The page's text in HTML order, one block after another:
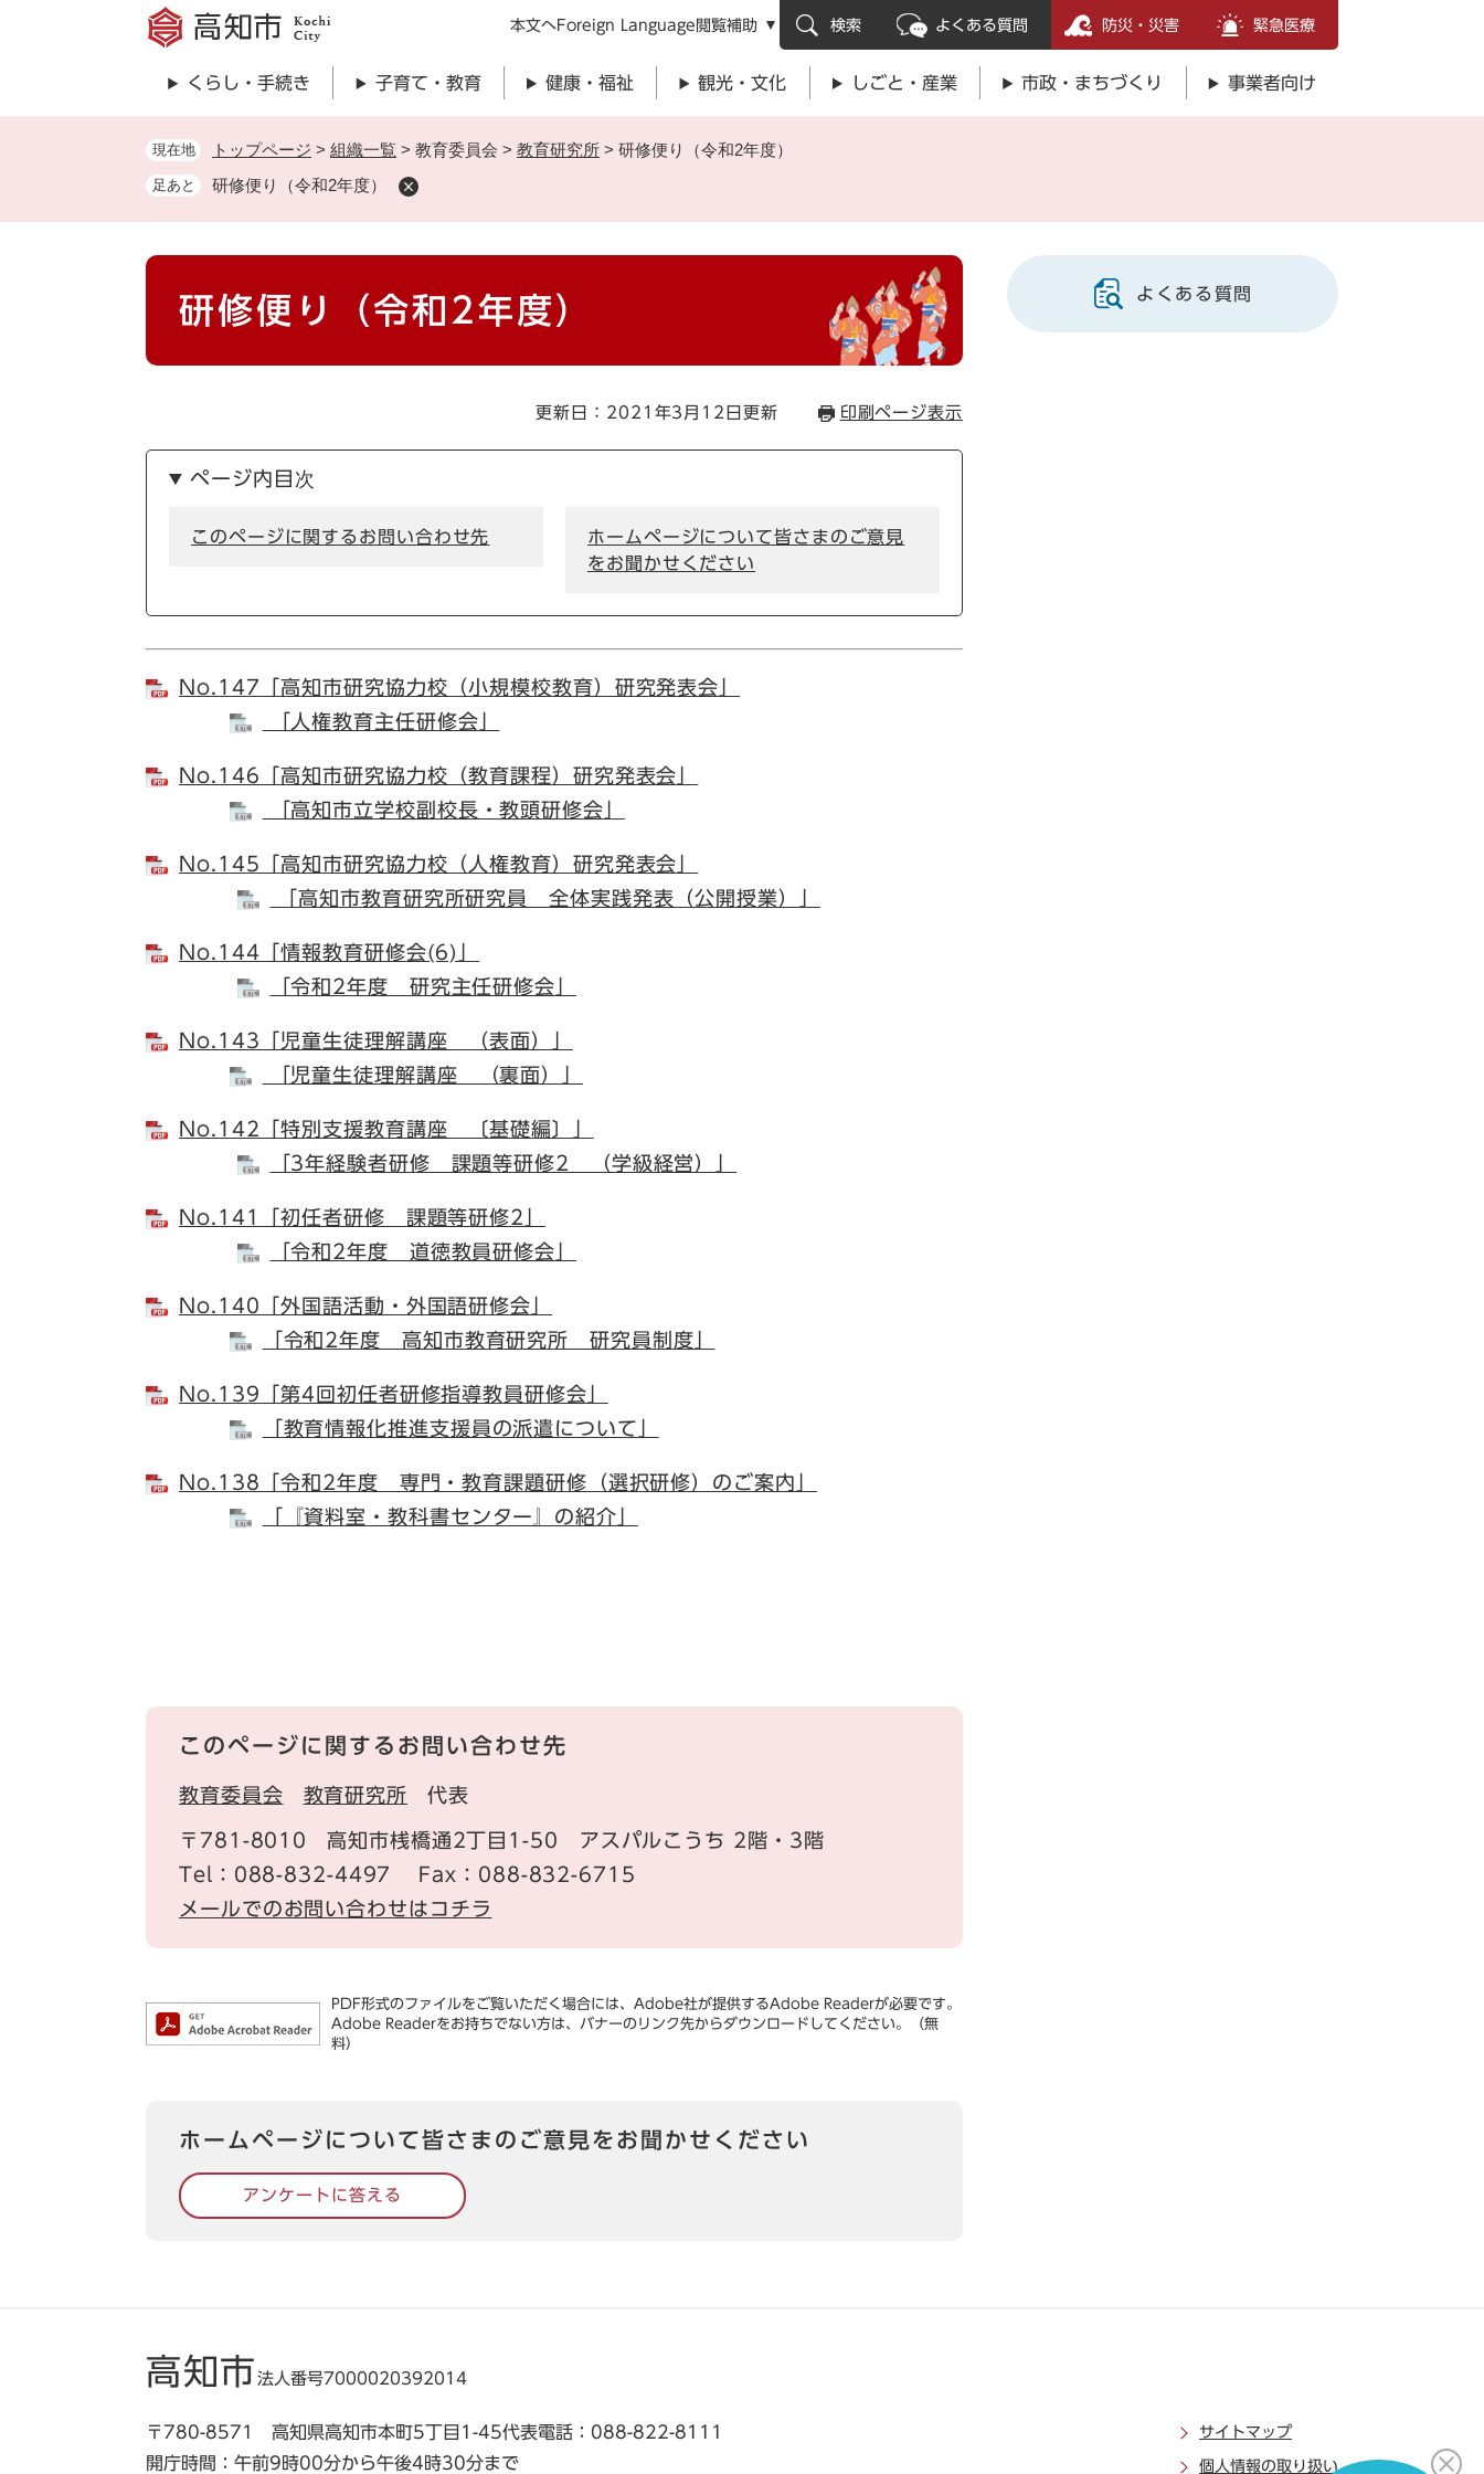
先
。
メニューを飛ばして本文へ
本文へForeign Language 閲覧補助 検索 よくある質問 防災・災害 緊急医療
くらし・手続き 子育て・教育 健康・福祉 観光・文化 しごと・産業 市政・まちづくり 事業者向け
現在地 トップページ > 組織一覧 > 教育委員会 > 教育研究所 > 研修便り（令和2年度）
足あと 研修便り（令和2年度）
本
研修便り（令和2年度）
更新日：2021年3月12日更新 印刷ページ表示
ページ内目次
このページに関するお問い合わせ先
ホームページについて皆さまのご意見
をお聞かせください
No.147「高知市研究協力校（小規模校教育）研究発表会」
「人権教育主任研修会」
No.146「高知市研究協力校（教育課程）研究発表会」
「高知市立学校副校長・教頭研修会」
No.145「高知市研究協力校（人権教育）研究発表会」
「高知市教育研究所研究員 全体実践発表（公開授業）」
No.144「情報教育研修会(6)」
「令和2年度 研究主任研修会」
No.143「児童生徒理解講座 （表面）」
「児童生徒理解講座 （裏面）」
No.142「特別支援教育講座 〔基礎編〕」
「3年経験者研修 課題等研修2 （学級経営）」
No.141「初任者研修 課題等研修2」
「令和2年度 道徳教員研修会」
No.140「外国語活動・外国語研修会」
「令和2年度 高知市教育研究所 研究員制度」
No.139「第4回初任者研修指導教員研修会」
「教育情報化推進支援員の派遣について」
No.138「令和2年度 専門・教育課題研修（選択研修）のご案内」
「『資料室・教科書センター』の紹介」
このページに関するお問い合わせ先
教育委員会 教育研究所 代表
〒781-8010
高知市桟橋通2丁目1-50 アスパルこうち 2階・3階
Tel：088-832-4497
Fax：088-832-6715
メールでのお問い合わせはコチラ
PDF形式のファイルをご覧いただく場合には、Adobe社が提供するAdobe Readerが必要です。
Adobe Readerをお持ちでない方は、バナーのリンク先からダウンロードしてください。（無
料）
ホームページについて皆さまのご意見をお聞かせください
アンケートに答える
よくある質問
高知市 法人番号7000020392014
〒780-8571 高知県高知市本町5丁目1-45代表電話：088-822-8111
開庁時間：午前9時00分から午後4時30分まで
サイトマップ
個人情報の取り扱い